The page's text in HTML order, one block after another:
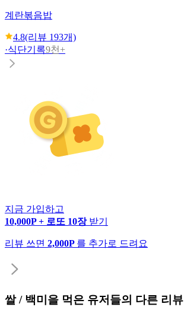
계란볶음밥
4.8(리뷰 193개)
·식단기록9천+
지금 가입하고
10,000P + 로또 10장 받기
리뷰 쓰면 2,000P 를 추가로 드려요
쌀 / 백미 을 먹은 유저들의 다른 리뷰